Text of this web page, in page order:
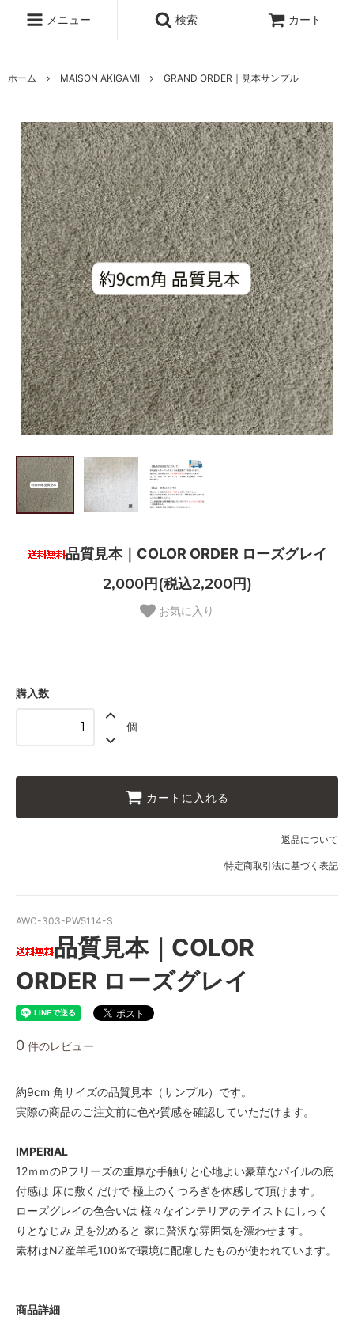
メニュー 検索 カート
ホーム MAISON AKIGAMI GRAND ORDER｜見本サンプル
品質見本｜COLOR ORDER ローズグレイ
2,000円(税込2,200円)
お気に入り
購入数
個
カートに入れる
返品について
特定商取引法に基づく表記
AWC-303-PW5114-S
品質見本｜COLOR
ORDER ローズグレイ
0 件のレビュー
約9cm 角サイズの品質見本（サンプル）です。
実際の商品のご注文前に色や質感を確認していただけます。
IMPERIAL
12ｍｍのPフリーズの重厚な手触りと心地よい豪華なパイルの底
付感は 床に敷くだけで 極上のくつろぎを体感して頂けます。
ローズグレイの色合いは 様々なインテリアのテイストにしっく
りとなじみ 足を沈めると 家に贅沢な雰囲気を漂わせます。
素材はNZ産羊毛100%で環境に配慮したものが使われています。
商品詳細